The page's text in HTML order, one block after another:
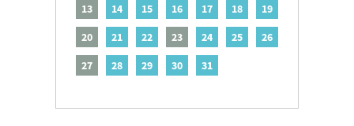
13
14 15 16 17 18
19
20
21 22 23 24 25
26
27
28 29 30 31